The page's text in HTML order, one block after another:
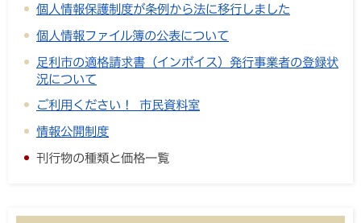
個人情報保護制度が条例から法に移行しました
個人情報ファイル簿の公表について
足利市の適格請求書（インボイス）発行事業者の登録状
況について
ご利用ください！ 市民資料室
情報公開制度
刊行物の種類と価格一覧